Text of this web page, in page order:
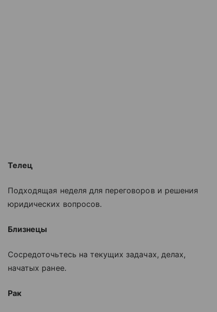
Телец
Подходящая неделя для переговоров и решения
юридических вопросов.
Близнецы
Сосредоточьтесь на текущих задачах, делах,
начатых ранее.
Рак